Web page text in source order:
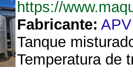
https://
Fabricante: APV
Tanque
Temperatura de